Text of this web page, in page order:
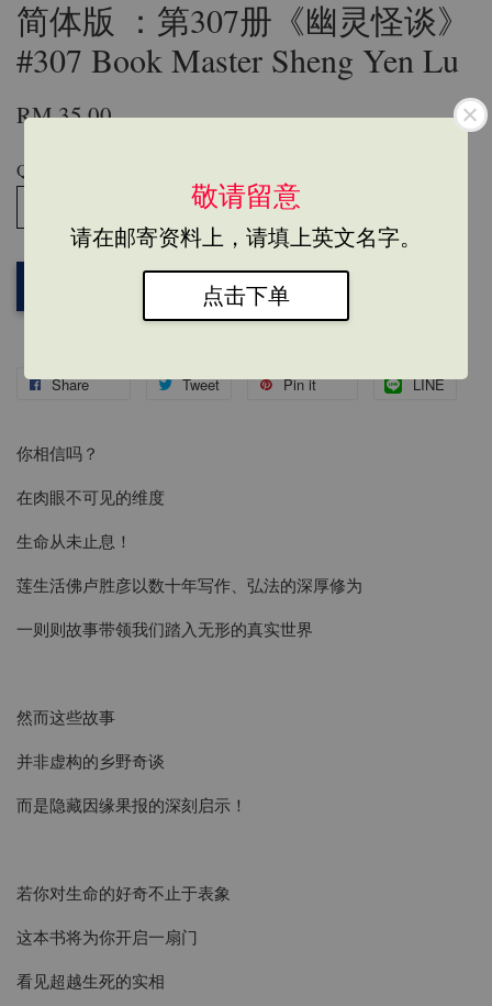
敬请留意
请在邮寄资料上，请填上英文名字。
点击下单
简体版 ：第307册《幽灵怪谈》
#307 Book Master Sheng Yen Lu
RM 35.00
Quantity
Share Tweet Pin it LINE
你相信吗？
在肉眼不可见的维度
生命从未止息！
莲生活佛卢胜彦以数十年写作、弘法的深厚修为
一则则故事带领我们踏入无形的真实世界
然而这些故事
并非虚构的乡野奇谈
而是隐藏因缘果报的深刻启示！
若你对生命的好奇不止于表象
这本书将为你开启一扇门
看见超越生死的实相